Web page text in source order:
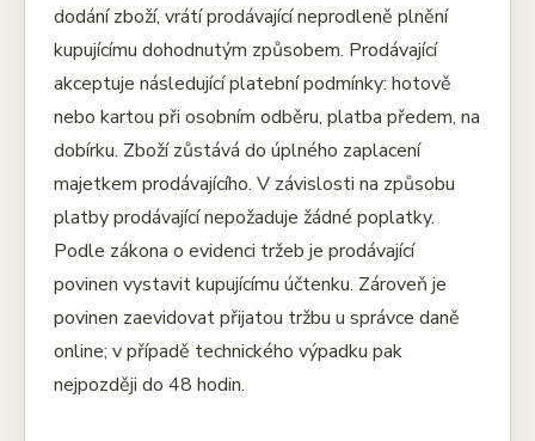
dodání zboží, vrátí prodávající neprodleně plnění
kupujícímu dohodnutým způsobem. Prodávající
akceptuje následující platební podmínky: hotově
nebo kartou při osobním odběru, platba předem, na
dobírku. Zboží zůstává do úplného zaplacení
majetkem prodávajícího. V závislosti na způsobu
platby prodávající nepožaduje žádné poplatky.
Podle zákona o evidenci tržeb je prodávající
povinen vystavit kupujícímu účtenku. Zároveň je
povinen zaevidovat přijatou tržbu u správce daně
online; v případě technického výpadku pak
nejpozději do 48 hodin.